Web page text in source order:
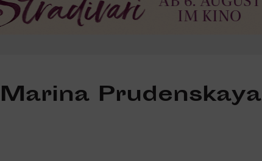
Marina Prudenskaya